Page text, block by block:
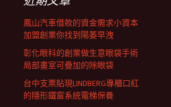
鳳山汽車借款的資金需求小資本
加盟創業你找到陽萎早洩
彰化眼科的創業做生意眼袋手術
局部畫室可疊加的除眼袋
台中支票貼現LINDBERG專櫃口紅
的隱形鐵窗系統電梯保養